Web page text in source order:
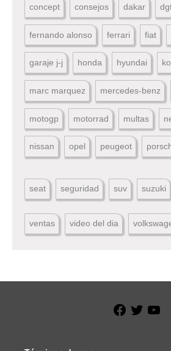
concept consejos dakar
fernando alonso ferrari fiat
garaje j-j honda hyundai
marc marquez mercedes-benz
motogp motorrad multas
nissan opel peugeot
seat seguridad suv suzuki
ventas video del dia
Facebook
Twitter